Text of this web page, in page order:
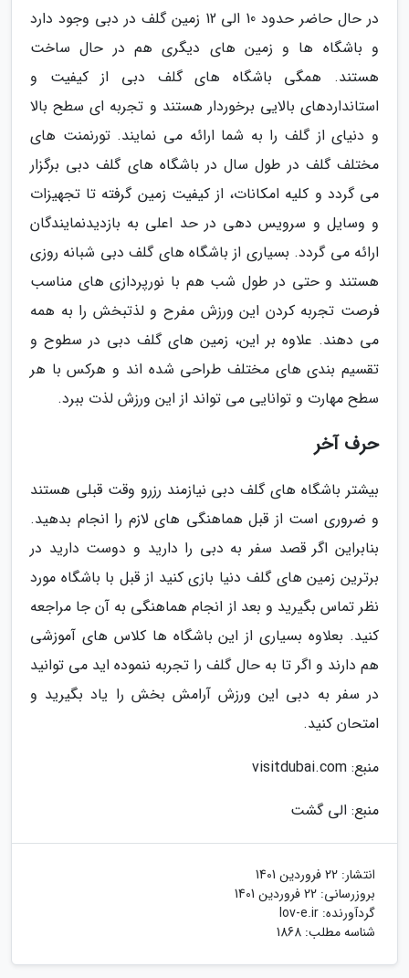
در حال حاضر حدود 10 الی 12 زمین گلف در دبی وجود دارد
و باشگاه ها و زمین های دیگری هم در حال ساخت
هستند. همگی باشگاه های گلف دبی از کیفیت و
استانداردهای بالایی برخوردار هستند و تجربه ای سطح بالا
و دنیای از گلف را به شما ارائه می نمایند. تورنمنت های
مختلف گلف در طول سال در باشگاه های گلف دبی برگزار
می گردد و کلیه امکانات، از کیفیت زمین گرفته تا تجهیزات
و وسایل و سرویس دهی در حد اعلی به بازدیدنمایندگان
ارائه می گردد. بسیاری از باشگاه های گلف دبی شبانه روزی
هستند و حتی در طول شب هم با نورپردازی های مناسب
فرصت تجربه کردن این ورزش مفرح و لذتبخش را به همه
می دهند. علاوه بر این، زمین های گلف دبی در سطوح و
تقسیم بندی های مختلف طراحی شده اند و هرکس با هر
سطح مهارت و توانایی می تواند از این ورزش لذت ببرد.
حرف آخر
بیشتر باشگاه های گلف دبی نیازمند رزرو وقت قبلی هستند
و ضروری است از قبل هماهنگی های لازم را انجام بدهید.
بنابراین اگر قصد سفر به دبی را دارید و دوست دارید در
برترین زمین های گلف دنیا بازی کنید از قبل با باشگاه مورد
نظر تماس بگیرید و بعد از انجام هماهنگی به آن جا مراجعه
کنید. بعلاوه بسیاری از این باشگاه ها کلاس های آموزشی
هم دارند و اگر تا به حال گلف را تجربه ننموده اید می توانید
در سفر به دبی این ورزش آرامش بخش را یاد بگیرید و
امتحان کنید.
منبع: visitdubai.com
منبع: الی گشت
انتشار: 22 فروردین 1401
بروزرسانی: 22 فروردین 1401
گردآورنده: lov-e.ir
شناسه مطلب: 1868